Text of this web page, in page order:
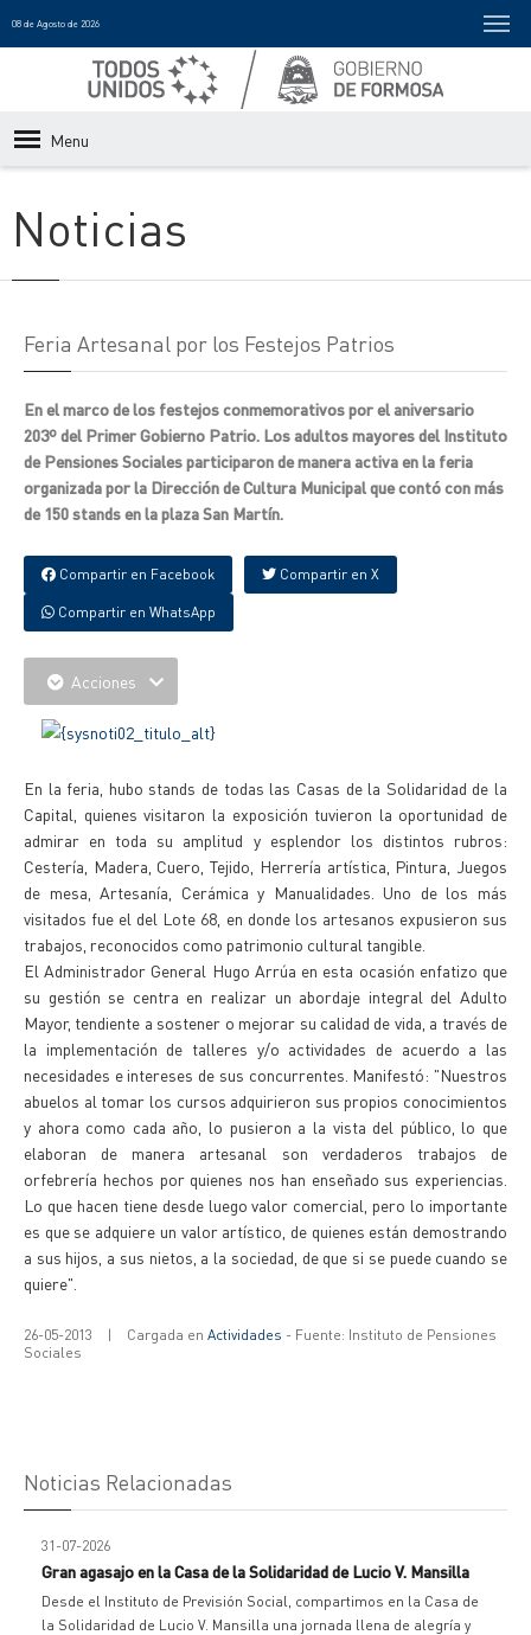
08 de Agosto de 2026
Menu
Noticias
Feria Artesanal por los Festejos Patrios
En el marco de los festejos conmemorativos por el aniversario
203º del Primer Gobierno Patrio. Los adultos mayores del Instituto
de Pensiones Sociales participaron de manera activa en la feria
organizada por la Dirección de Cultura Municipal que contó con más
de 150 stands en la plaza San Martín.
Compartir en Facebook Compartir en X
Compartir en WhatsApp
Acciones
En la feria, hubo stands de todas las Casas de la Solidaridad de la
Capital, quienes visitaron la exposición tuvieron la oportunidad de
admirar en toda su amplitud y esplendor los distintos rubros:
Cestería, Madera, Cuero, Tejido, Herrería artística, Pintura, Juegos
de mesa, Artesanía, Cerámica y Manualidades. Uno de los más
visitados fue el del Lote 68, en donde los artesanos expusieron sus
trabajos, reconocidos como patrimonio cultural tangible.
El Administrador General Hugo Arrúa en esta ocasión enfatizo que
su gestión se centra en realizar un abordaje integral del Adulto
Mayor, tendiente a sostener o mejorar su calidad de vida, a través de
la implementación de talleres y/o actividades de acuerdo a las
necesidades e intereses de sus concurrentes. Manifestó: "Nuestros
abuelos al tomar los cursos adquirieron sus propios conocimientos
y ahora como cada año, lo pusieron a la vista del público, lo que
elaboran de manera artesanal son verdaderos trabajos de
orfebrería hechos por quienes nos han enseñado sus experiencias.
Lo que hacen tiene desde luego valor comercial, pero lo importante
es que se adquiere un valor artístico, de quienes están demostrando
a sus hijos, a sus nietos, a la sociedad, de que si se puede cuando se
quiere".
26-05-2013 | Cargada en Actividades - Fuente: Instituto de Pensiones
Sociales
Noticias Relacionadas
31-07-2026
Gran agasajo en la Casa de la Solidaridad de Lucio V. Mansilla
Desde el Instituto de Previsión Social, compartimos en la Casa de
la Solidaridad de Lucio V. Mansilla una jornada llena de alegría y